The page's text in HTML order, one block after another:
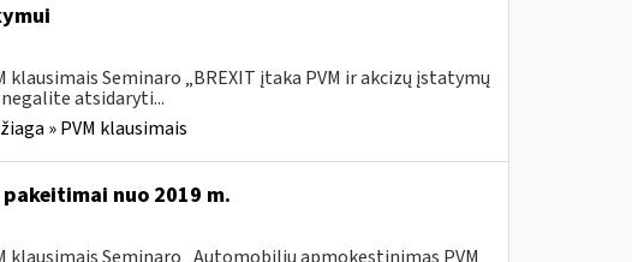
Seminaro „BREXIT įtaka PVM ir akcizų įstatymų
atsidaryti...
» PVM klausimais
nuo 2019 m.